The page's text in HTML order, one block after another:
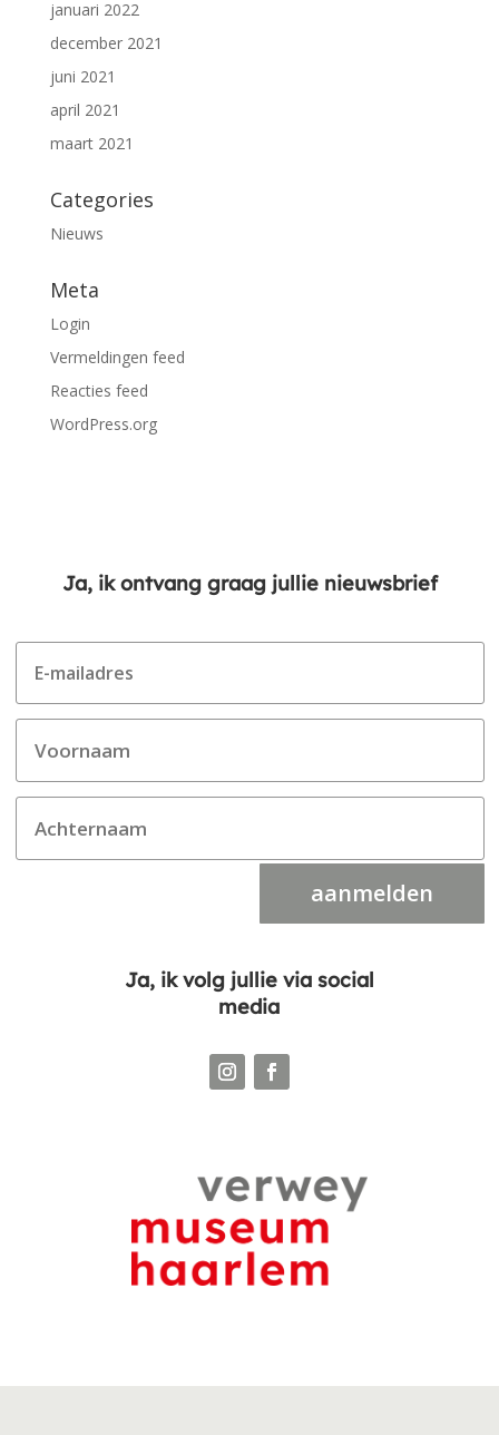
januari 2022
december 2021
juni 2021
april 2021
maart 2021
Categories
Nieuws
Meta
Login
Vermeldingen feed
Reacties feed
WordPress.org
Ja, ik ontvang graag jullie nieuwsbrief
aanmelden
Ja, ik volg jullie via social
media